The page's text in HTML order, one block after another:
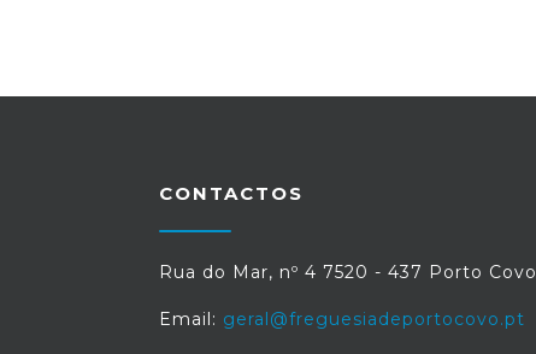
CONTACTOS
Rua do Mar, nº 4 7520 - 437 Porto Covo
Email: geral@freguesiadeportocovo.pt